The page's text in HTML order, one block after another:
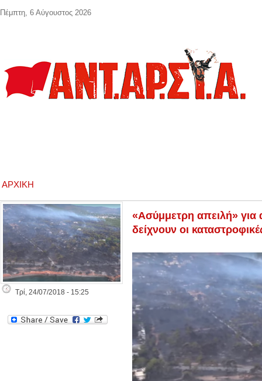
ΑΡΧΙΚΉ
Τρί, 24/07/2018 - 15:25
«Ασύμμετρη απειλή» για
δείχνουν οι
Πέμπτη, 6 Αύγουστος 2026